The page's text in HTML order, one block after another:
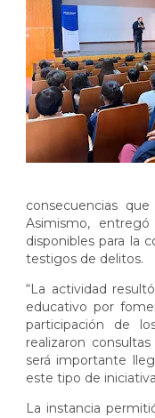
consecuencias
Asimismo,
disponibles para la
testigos de delitos.
“La actividad
educativo por
participación de
realizaron
será importante
este tipo de
La instancia